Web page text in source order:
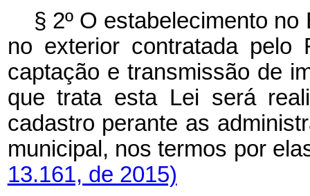
§ 2º O estabelecimento
no exterior contratada
captação e transmissão de
que trata esta Lei será
cadastro perante as
municipal, nos termos por
13.161, de 2015)